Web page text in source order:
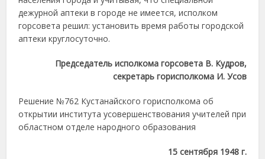
дежурной аптеки в городе не имеется, исполком
горсовета решил: установить время работы городской
аптеки круглосуточно.
Председатель исполкома горсовета В. Кудров,
секретарь горисполкома И. Усов
Решение №762 Кустанайского горисполкома об
открытии института усовершенствования учителей при
областном отделе народного образования
15 сентября 1948 г.